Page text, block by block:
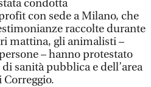
condotta
con sede a Milano, che
raccolte durante
mattina, gli animalisti –
– hanno protestato
sanità pubblica e dell’area